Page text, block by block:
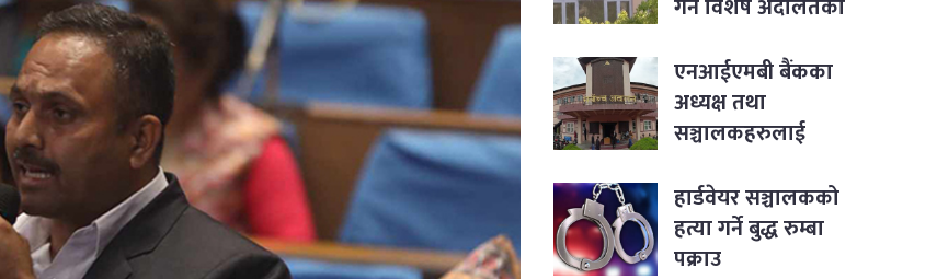
एनआईएमबी बैंकका
अध्यक्ष तथा
सञ्चालकहरुलाई
आदेश
हार्डवेयर सञ्चालकको
हत्या गर्ने बुद्ध रुम्बा
पक्राउ